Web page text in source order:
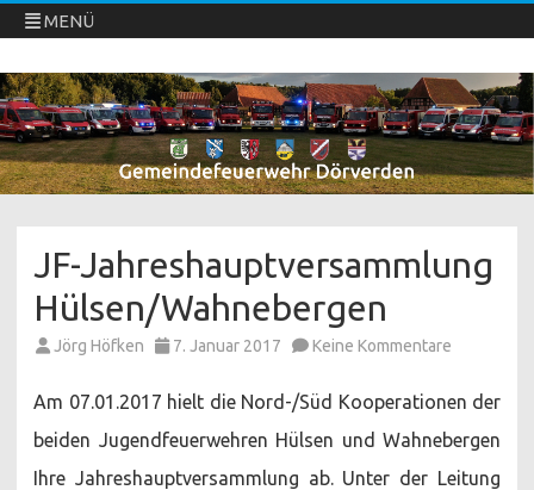
MENÜ
Freiwillige Feuerwehren Dörverden
Direkt
zum
Inhalt
springen
JF-Jahreshauptversammlung
Hülsen/Wahnebergen
Jörg Höfken 7. Januar 2017 Keine Kommentare
Hülsen/
Am 07.01.2017 hielt die Nord-/Süd Kooperationen der
beiden Jugendfeuerwehren Hülsen und Wahnebergen
Ihre Jahreshauptversammlung ab. Unter der Leitung